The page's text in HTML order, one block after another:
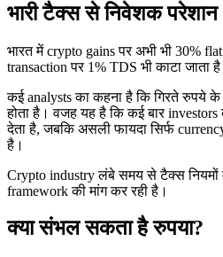
भारी टैक्स से निवेशक परेशान
भारत में crypto gains पर अभी भी 30%
transaction पर 1% TDS भी काटा जाता
कई analysts का कहना है कि गिरते रुपये
होता है। वजह यह है कि कई बार investors
देता है, जबकि असली फायदा सिर्फ
है।
Crypto industry लंबे समय से टैक्स नियमों
framework की मांग कर रही है।
क्या संभल सकता है रुपया?